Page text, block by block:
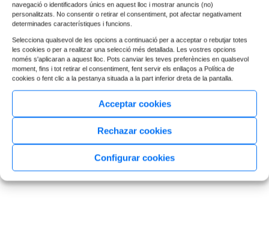
navegació o identificadors únics en aquest lloc i mostrar anuncis (no)
personalitzats. No consentir o retirar el consentiment, pot afectar negativament
determinades característiques i funcions.
Selecciona qualsevol de les opcions a continuació per a acceptar o rebutjar totes
les cookies o per a realitzar una selecció més detallada. Les vostres opcions
només s'aplicaran a aquest lloc. Pots canviar les teves preferències en qualsevol
moment, fins i tot retirar el consentiment, fent servir els enllaços a Política de
cookies o fent clic a la pestanya situada a la part inferior dreta de la pantalla.
Acceptar cookies
Rechazar cookies
Configurar cookies